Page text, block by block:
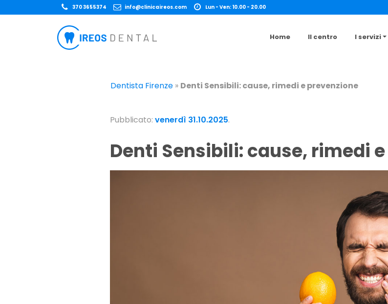
370 3655374 info@clinicaireos.com Lun - Ven: 10.00 - 20.00
Home Il centro I servizi
Dentista Firenze» Denti Sensibili: cause, rimedi e prevenzione
Pubblicato: venerdì 31.10.2025.
Denti Sensibili: cause, rimedi